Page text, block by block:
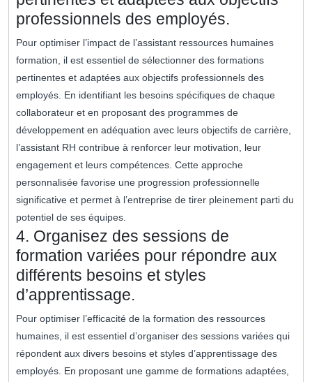
professionnels des employés.
Pour optimiser l’impact de l’assistant ressources humaines
formation, il est essentiel de sélectionner des formations
pertinentes et adaptées aux objectifs professionnels des
employés. En identifiant les besoins spécifiques de chaque
collaborateur et en proposant des programmes de
développement en adéquation avec leurs objectifs de carrière,
l’assistant RH contribue à renforcer leur motivation, leur
engagement et leurs compétences. Cette approche
personnalisée favorise une progression professionnelle
significative et permet à l’entreprise de tirer pleinement parti du
potentiel de ses équipes.
4. Organisez des sessions de
formation variées pour répondre aux
différents besoins et styles
d’apprentissage.
Pour optimiser l’efficacité de la formation des ressources
humaines, il est essentiel d’organiser des sessions variées qui
répondent aux divers besoins et styles d’apprentissage des
employés. En proposant une gamme de formations adaptées,